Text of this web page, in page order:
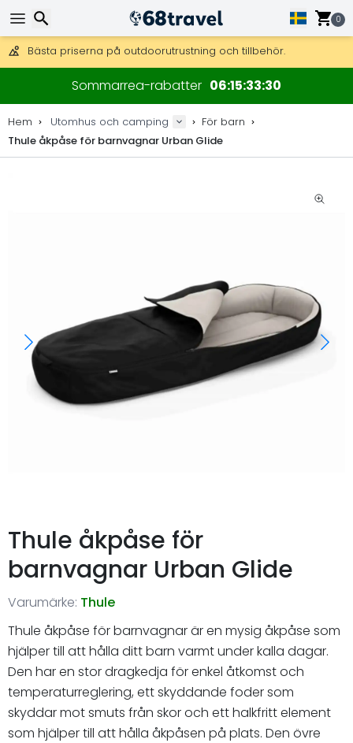
0
DHL Express över natten är också tillgängligt.
30 dagar för retur, 90 dagar för träkartor och dekorationer.
Bästa priserna på outdoorutrustning och tillbehör.
Sommarrea-rabatter 06 15 33 29
Hem Utomhus och camping
För barn
Thule åkpåse för barnvagnar Urban Glide
Thule åkpåse för
barnvagnar Urban Glide
Varumärke: Thule
Thule åkpåse för barnvagnar är en mysig åkpåse som
hjälper till att hålla ditt barn varmt under kalla dagar.
Den har en stor dragkedja för enkel åtkomst och
temperaturreglering, ett skyddande foder som
skyddar mot smuts från skor och ett halkfritt element
som hjälper till att hålla åkpåsen på plats. Den övre